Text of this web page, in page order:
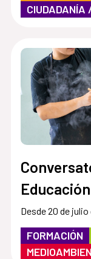
CIUDADANÍA
Desde 20 de
FORMACIÓN